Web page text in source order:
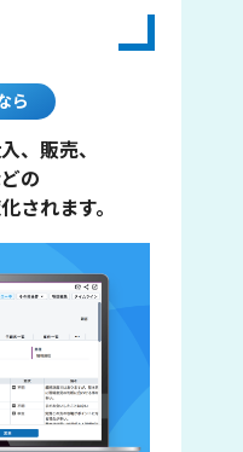
ら
、販売、
の
されます。